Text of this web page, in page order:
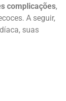
complicações,
A seguir,
suas